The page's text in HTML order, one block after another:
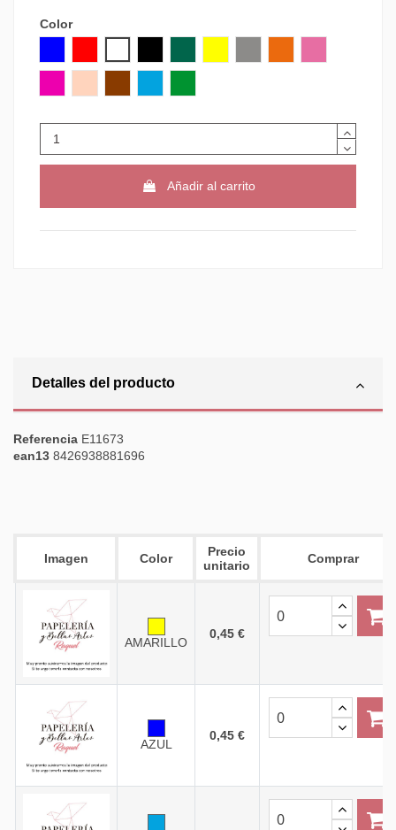
Color
Añadir al carrito
Detalles del producto
Referencia E11673
ean13 8426938881696
Imagen Color
Precio
unitario
Comprar
AMARILLO
0,45 €
AZUL
0,45 €